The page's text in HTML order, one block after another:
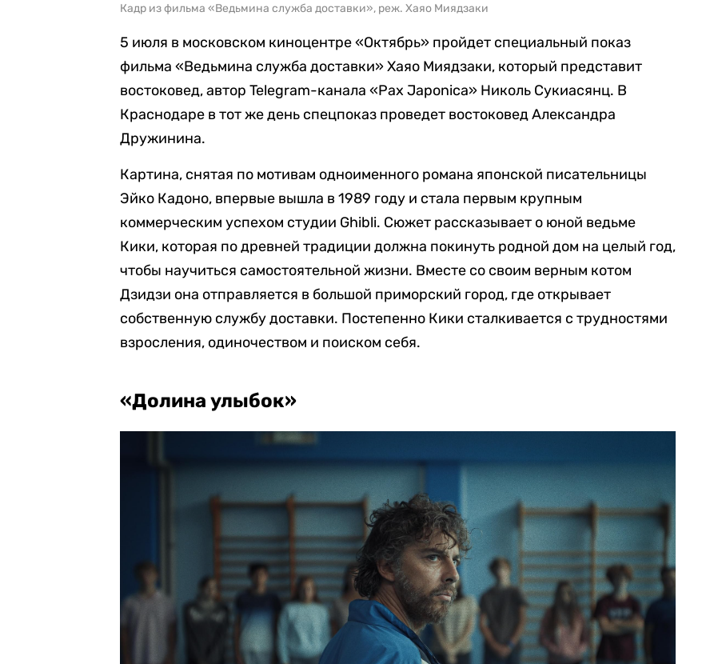
Кадр из фильма «Ведьмина служба доставки», реж. Хаяо Миядзаки
5 июля в московском киноцентре «Октябрь» пройдет специальный показ
фильма «Ведьмина служба доставки» Хаяо Миядзаки, который представит
востоковед, автор Telegram-канала «Pax Japonica» Николь Сукиасянц. В
Краснодаре в тот же день спецпоказ проведет востоковед Александра
Дружинина.
Картина, снятая по мотивам одноименного романа японской писательницы
Эйко Кадоно, впервые вышла в 1989 году и стала первым крупным
коммерческим успехом студии Ghibli. Сюжет рассказывает о юной ведьме
Кики, которая по древней традиции должна покинуть родной дом на целый год,
чтобы научиться самостоятельной жизни. Вместе со своим верным котом
Дзидзи она отправляется в большой приморский город, где открывает
собственную службу доставки. Постепенно Кики сталкивается с трудностями
взросления, одиночеством и поиском себя.
«Долина улыбок»